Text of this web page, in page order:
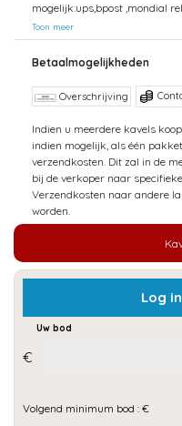
mogelijk:ups,bpost ,mondial
Toon meer
Betaalmogelijkheden
Overschrijving
Indien u meerdere kavels
indien mogelijk, als één
verzendkosten. Dit zal in de
bij de verkoper naar
Verzendkosten naar andere
worden.
Log
Uw bod
€
Volgend minimum bod : €